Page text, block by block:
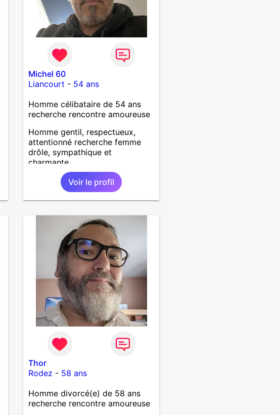
Michel 60
Liancourt - 54 ans
Homme célibataire de 54 ans
recherche rencontre amoureuse
Homme gentil, respectueux,
attentionné recherche femme
drôle, sympathique et
charmante
Voir le profil
Thor
Rodez - 58 ans
Homme divorcé(e) de 58 ans
recherche rencontre amoureuse